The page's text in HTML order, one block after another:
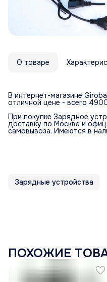
О товаре
В интернет-магазине
отличной цене - всего
При покупке Зарядное
доставку по Москве и
самовывоза. Имеются в
Зарядные устройства
ПОХОЖИЕ